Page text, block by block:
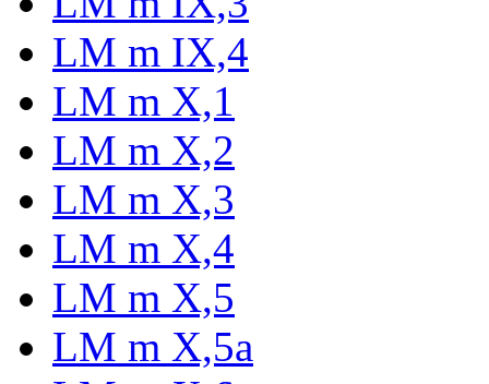
LM m IX,4
LM m X,1
LM m X,2
LM m X,3
LM m X,4
LM m X,5
LM m X,5a